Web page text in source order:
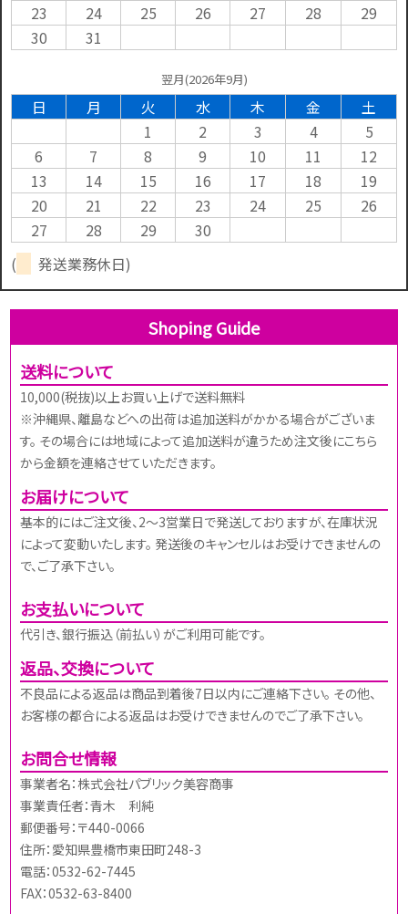
23
24 25 26 27 28
29
30
31
翌月(2026年9月)
日 月 火 水 木 金
土
1
2 3 4
5
6
7 8 9 10 11
12
13
14 15 16 17 18
19
20
21 22 23 24 25
26
27
28 29
30
(
発送業務休日)
Shoping Guide
送料について
10,000(税抜)以上お買い上げで送料無料
※沖縄県、離島などへの出荷は追加送料がかかる場合がございま
す。 その場合には地域によって追加送料が違うため注文後にこちら
から金額を連絡させていただきます。
お届けについて
基本的にはご注文後、2～3営業日で発送しておりますが、在庫状況
によって変動いたします。 発送後のキャンセルはお受けできませんの
で、ご了承下さい。
お支払いについて
代引き、銀行振込（前払い）がご利用可能です。
返品、交換について
不良品による返品は商品到着後7日以内にご連絡下さい。 その他、
お客様の都合による返品はお受けできませんのでご了承下さい。
お問合せ情報
事業者名：株式会社パブリック美容商事
事業責任者：青木 利純
郵便番号：〒440-0066
住所：愛知県豊橋市東田町248-3
電話：0532-62-7445
FAX：0532-63-8400